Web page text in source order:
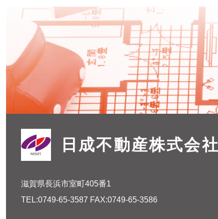
日成不動産株式会社
滋賀県長浜市室町405番1
TEL:0749-65-3587 FAX:0749-65-3586